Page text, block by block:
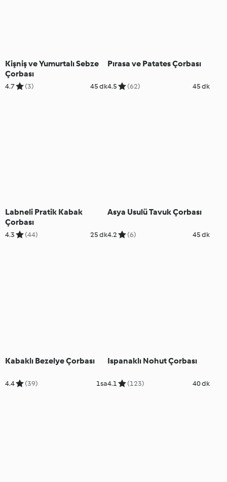
Kişniş ve Yumurtalı Sebze
Çorbası
4.7 (3) 45 dk
Pırasa ve Patates Çorbası
4.5 (62) 45 dk
Labneli Pratik Kabak
Çorbası
4.3 (44) 25 dk
Asya Usulü Tavuk Çorbası
4.2 (6) 45 dk
Kabaklı Bezelye Çorbası
4.4 (39) 1sa
Ispanaklı Nohut Çorbası
4.1 (123) 40 dk